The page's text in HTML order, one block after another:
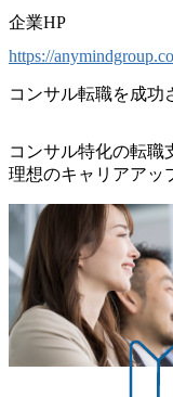
企業HP
https://
コンサル転職を成功
コンサル特化の転職
理想のキャリアアッ